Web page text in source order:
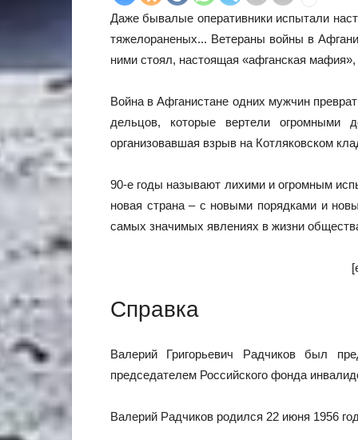
Даже бывалые оперативники испытали
тяжелораненых... Ветераны войны в
ними стоял, настоящая «афганская мафия»,
Война в Афганистане одних мужчин
дельцов, которые вертели огромными
организовавшая взрыв на Котляковском
90-е годы называют лихими и огромным
новая страна – с новыми порядками и
самых значимых явлениях в жизни
Справка
Валерий Григорьевич Радчиков был
председателем Российского фонда
Валерий Радчиков родился 22 июня 1956